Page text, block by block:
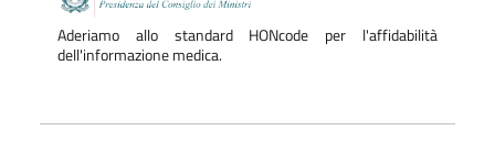
Aderiamo allo standard HONcode per l'affidabilità
dell'informazione medica.